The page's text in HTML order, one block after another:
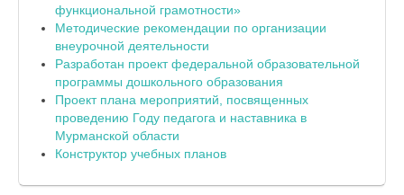
функциональной грамотности»
Методические рекомендации по организации
внеурочной деятельности
Разработан проект федеральной образовательной
программы дошкольного образования
Проект плана мероприятий, посвященных
проведению Году педагога и наставника в
Мурманской области
Конструктор учебных планов